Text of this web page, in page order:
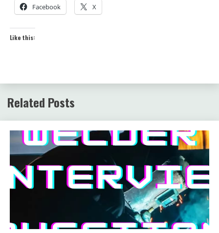
Facebook X
Like this:
Related Posts